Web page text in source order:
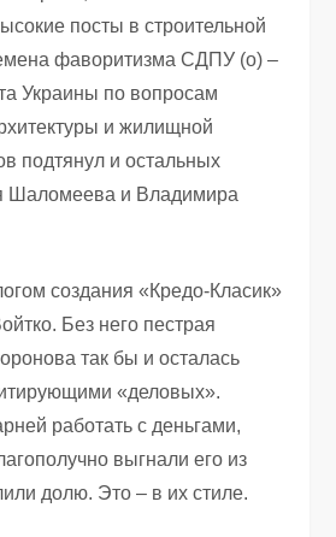
посты в строительной
фаворитизма СДПУ (о) –
Украины по вопросам
и жилищной
подтянул и остальных
Шаломеева и Владимира
создания «Кредо-Класик»
Без него пестрая
так бы и осталась
«деловых».
работать с деньгами,
выгнали его из
долю. Это – в их стиле.